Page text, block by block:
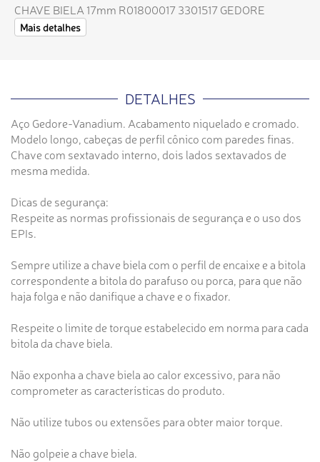
CHAVE BIELA 17mm R01800017 3301517 GEDORE
Mais detalhes
DETALHES
Aço Gedore-Vanadium. Acabamento niquelado e cromado.
Modelo longo, cabeças de perfil cônico com paredes finas.
Chave com sextavado interno, dois lados sextavados de
mesma medida.
Dicas de segurança:
Respeite as normas profissionais de segurança e o uso dos
EPIs.
Sempre utilize a chave biela com o perfil de encaixe e a bitola
correspondente a bitola do parafuso ou porca, para que não
haja folga e não danifique a chave e o fixador.
Respeite o limite de torque estabelecido em norma para cada
bitola da chave biela.
Não exponha a chave biela ao calor excessivo, para não
comprometer as características do produto.
Não utilize tubos ou extensões para obter maior torque.
Não golpeie a chave biela.